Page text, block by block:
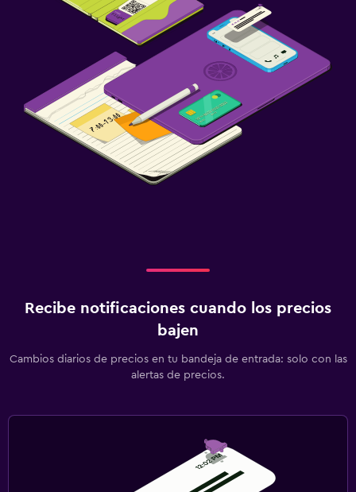
Recibe notificaciones cuando los precios
bajen
Cambios diarios de precios en tu bandeja de entrada: solo con las
alertas de precios.